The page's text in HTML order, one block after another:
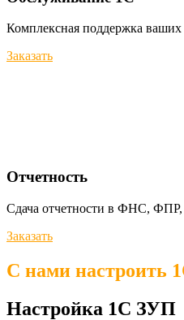
Комплексная поддержка
Заказать
Отчетность
Сдача отчетности в ФНС, ФПР,
Заказать
С нами настроить
Настройка 1С ЗУП